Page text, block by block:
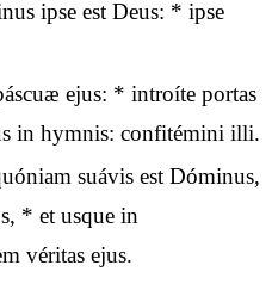
ipse est Deus: * ipse
ejus: * introíte portas
in hymnis: confitémini illi.
suávis est Dóminus,
* et usque in
véritas ejus.